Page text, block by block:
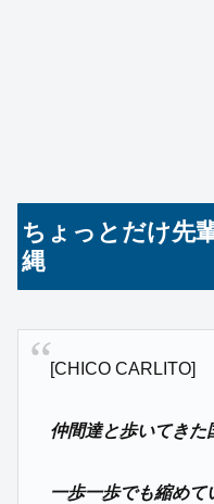
ちょっとだけ先
縄
[CHICO CARLITO]
仲間達と歩いてきた
一歩一歩でも縮めて